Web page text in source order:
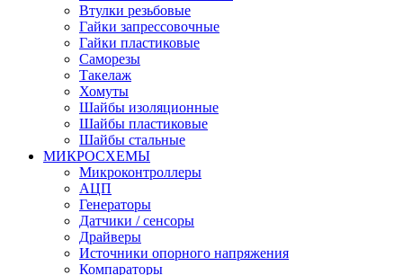
Втулки резьбовые
Гайки запрессовочные
Гайки пластиковые
Саморезы
Такелаж
Хомуты
Шайбы изоляционные
Шайбы пластиковые
Шайбы стальные
МИКРОСХЕМЫ
Микроконтроллеры
АЦП
Генераторы
Датчики / сенсоры
Драйверы
Источники опорного напряжения
Компараторы